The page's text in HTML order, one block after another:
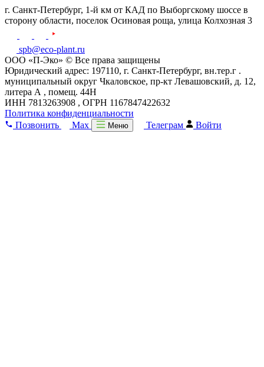
г. Санкт-Петербург, 1-й км от КАД по Выборгскому шоссе в
сторону области, поселок Осиновая роща, улица Колхозная 3
spb@eco-plant.ru
ООО «П-Эко» © Все права защищены
Юридический адрес: 197110, г. Санкт-Петербург, вн.тер.г .
муниципальный округ Чкаловское, пр-кт Левашовский, д. 12,
литера А , помещ. 44Н
ИНН 7813263908 , ОГРН 1167847422632
Политика конфиденциальности
Позвонить
Max Меню Телеграм Войти